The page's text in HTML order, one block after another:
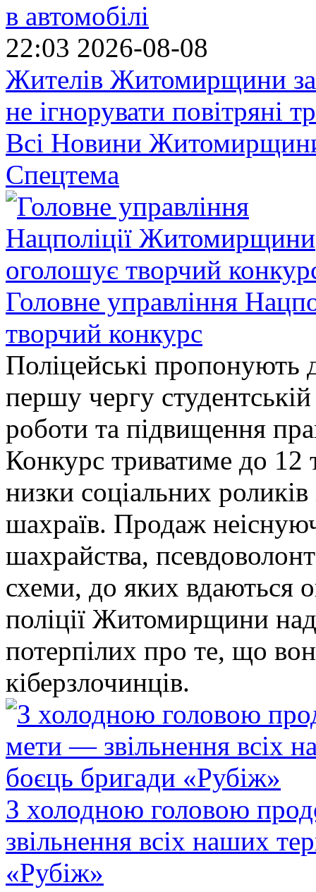
в автомобілі
22:03 2026-08-08
Жителів Житомирщини
не ігнорувати повітряні
Всі Новини
Спецтема
Головне управління
творчий конкурс
Поліцейські пропонують
першу чергу
роботи та підвищення
Конкурс триватиме до 12
низки соціальних
шахраїв. Продаж
шахрайства,
схеми, до яких
поліції Житомирщини
потерпілих про те, що
кіберзлочинців.
З холодною головою
звільнення всіх наших
«Рубіж»